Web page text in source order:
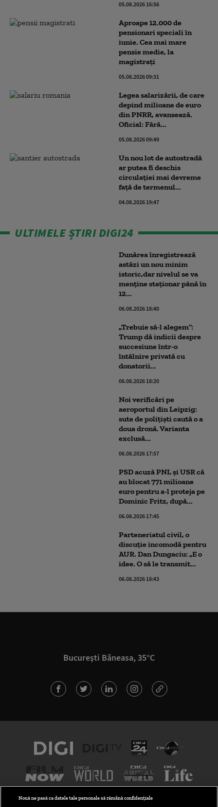
05.08.2026 16:56
Aproape 12.000 de
pensionari speciali în
iunie. Cea mai mare
pensie medie, la
magistrați
05.08.2026 09:31
Legea salarizării, de care
depind milioane de euro
din PNRR, avansează.
Oficial: Fără...
05.08.2026 09:49
Un nou lot de autostradă
ar putea fi deschis
circulației mai devreme
faţă de termenul...
04.08.2026 19:47
ULTIMELE ȘTIRI DIGI24
Dunărea înregistrează
astăzi un nou minim
istoric,dar nivelul se va
menţine staţionar până în
12...
06.08.2026 18:40
„Trebuie să-l alegem”:
Trump dă indicii despre
succesiune într-o
întâlnire privată cu
donatorii...
06.08.2026 18:20
Noi verificări pe
aeroportul din Leipzig:
sute de polițiști caută o a
doua dronă. Varianta
exclusă...
06.08.2026 17:57
PSD acuză PNL şi USR că
au blocat 771 milioane
euro pentru a-l proteja pe
Dominic Fritz, după...
06.08.2026 17:45
Parteneriatul civil, o
discuție incomodă pentru
AUR. Dan Dungaciu: „E o
idee. O să le transmit...
06.08.2026 18:43
București Băneasa, 35°C
Nouă ne pasă ca datele tale personale să rămână confidențiale